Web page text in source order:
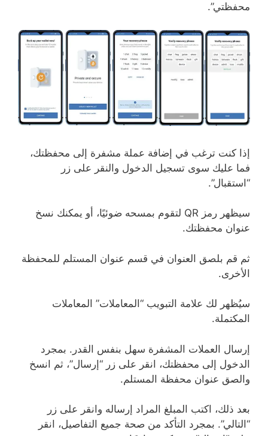
محفظتي”.
إذا كنت ترغب في إضافة عملة مشفرة إلى محفظتك،
فما عليك سوى تسجيل الدخول والنقر على زر
“استقبال”.
سيظهر رمز QR لتقوم بمسحه ضوئيًا، أو يمكنك نسخ
عنوان محفظتك.
ثم قم بلصق العنوان في قسم عنوان المستلم للمحفظة
الأخرى.
سيُظهر لك علامة التبويب “المعاملات” المعاملات
المكتملة.
إرسال العملات المشفرة سهل بنفس القدر. بمجرد
الدخول إلى محفظتك، انقر على زر “إرسال”، ثم انسخ
والصق عنوان محفظة المستلم.
بعد ذلك، اكتب المبلغ المراد إرساله وانقر على زر
“التالي”. بمجرد التأكد من صحة جميع التفاصيل، انقر